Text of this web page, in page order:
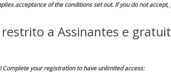
acceptance of the conditions set out. If you do not
a Assinantes e
your registration to have unlimited access: